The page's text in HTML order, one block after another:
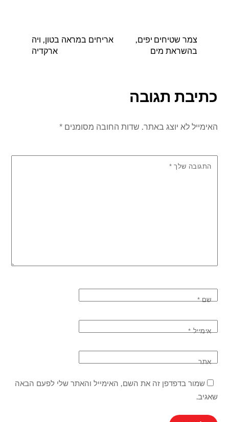
צמר שטיחים יפים,
בהשראת מים
אריחים במראה בטון, ויה
ארקדיה
כתיבת תגובה
האימייל לא יוצג באתר. שדות החובה מסומנים*
התגובה שלך *
שם*
אימייל*
אתר
שמור בדפדפן זה את השם, האימייל והאתר שלי לפעם הבאה
שאגיב.